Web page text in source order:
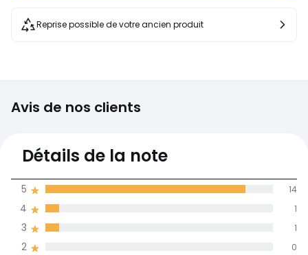
Reprise possible de votre ancien produit
Avis de nos clients
4,8
moyenne des avis
dans toutes les
Détails de la note
2 0
3 1
4 1
5 14